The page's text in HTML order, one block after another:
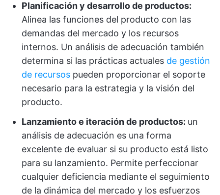
Planificación y desarrollo de productos:
Alinea las funciones del producto con las
demandas del mercado y los recursos
internos. Un análisis de adecuación también
determina si las prácticas actuales de gestión
de recursos pueden proporcionar el soporte
necesario para la estrategia y la visión del
producto.
Lanzamiento e iteración de productos: un
análisis de adecuación es una forma
excelente de evaluar si su producto está listo
para su lanzamiento. Permite perfeccionar
cualquier deficiencia mediante el seguimiento
de la dinámica del mercado y los esfuerzos